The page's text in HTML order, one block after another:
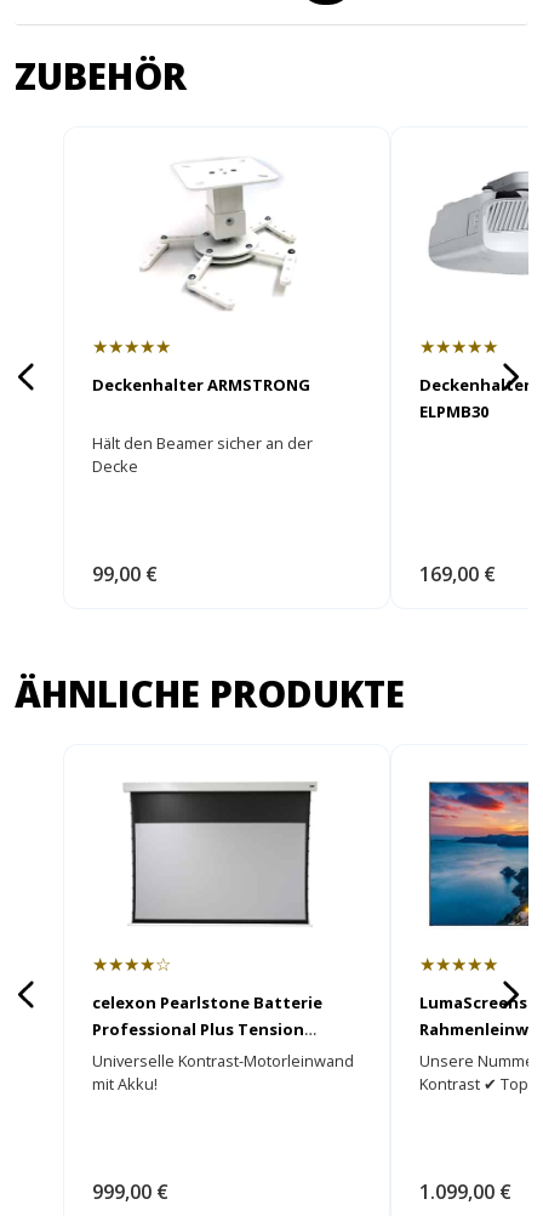
ZUBEHÖR
★★★★★
Deckenhalter ARMSTRONG
Hält den Beamer sicher an der
Decke
99,00 €
★★★★★
Deckenhalter
ELPMB30
169,00 €
ÄHNLICHE PRODUKTE
★★★★☆
celexon Pearlstone Batterie
Professional Plus Tension
Motorleinwand
Universelle Kontrast-Motorleinwand
mit Akku!
999,00 €
★★★★★
LumaScreens
Unsere
Kontrast ✔ Top
1.099,00 €